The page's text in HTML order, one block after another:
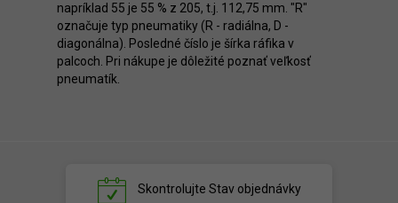
napríklad 55 je 55 % z 205, t.j. 112,75 mm. "R"
označuje typ pneumatiky (R - radiálna, D -
diagonálna). Posledné číslo je šírka ráfika v
palcoch. Pri nákupe je dôležité poznať veľkosť
pneumatík.
Skontrolujte Stav objednávky